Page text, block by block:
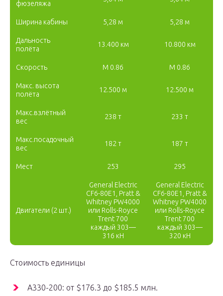
фюзеляжа
Ширина кабины 5,28 м 5,28 м
Дальность
полёта
13.400 км 10.800 км
Скорость M 0.86 M 0.86
Макс. высота
полёта
12.500 м 12.500 м
Макс.взлётный
вес
238 т 233 т
Макс.посадочный
вес
182 т 187 т
Мест 253 295
Двигатели (2 шт.)
General Electric
CF6-80E1, Pratt &
Whitney PW4000
или Rolls-Royce
Trent 700
каждый 303—
316 кН
General Electric
CF6-80E1, Pratt &
Whitney PW4000
или Rolls-Royce
Trent 700
каждый 303—
320 кН
Стоимость единицы
A330-200: от $176.3 до $185.5 млн.